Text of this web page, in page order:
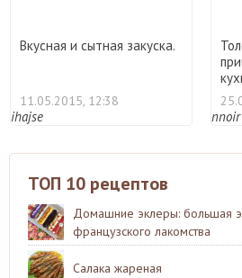
Вкусная и сытная закуска.
11.05.2015, 12:38
ihajse nnoir
ТОП 10 рецептов
Домашние эклеры: большая
французского лакомства
Салака жареная